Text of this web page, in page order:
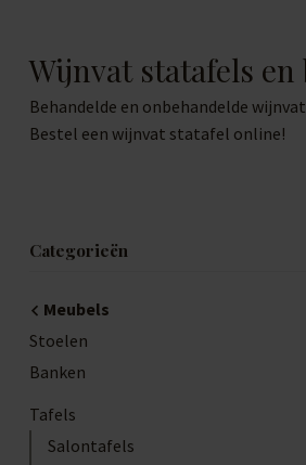
Wijnvat statafels en
Behandelde en onbehandelde
Bestel een wijnvat statafel online!
Categorieën
Meubels
Stoelen
Banken
Tafels
Salontafels